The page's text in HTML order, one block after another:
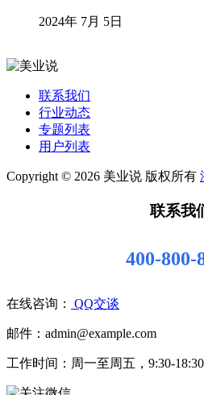
2024年 7月 5日
联系我们
行业动态
专题列表
用户列表
Copyright © 2026 美业说 版权所有
联系我
400-800-
在线咨询： QQ交谈
邮件：admin@example.com
工作时间：周一至周五，9:30-